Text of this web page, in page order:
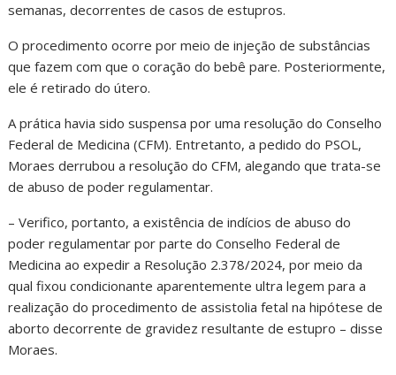
semanas, decorrentes de casos de estupros.
O procedimento ocorre por meio de injeção de substâncias
que fazem com que o coração do bebê pare. Posteriormente,
ele é retirado do útero.
A prática havia sido suspensa por uma resolução do Conselho
Federal de Medicina (CFM). Entretanto, a pedido do PSOL,
Moraes derrubou a resolução do CFM, alegando que trata-se
de abuso de poder regulamentar.
– Verifico, portanto, a existência de indícios de abuso do
poder regulamentar por parte do Conselho Federal de
Medicina ao expedir a Resolução 2.378/2024, por meio da
qual fixou condicionante aparentemente ultra legem para a
realização do procedimento de assistolia fetal na hipótese de
aborto decorrente de gravidez resultante de estupro – disse
Moraes.